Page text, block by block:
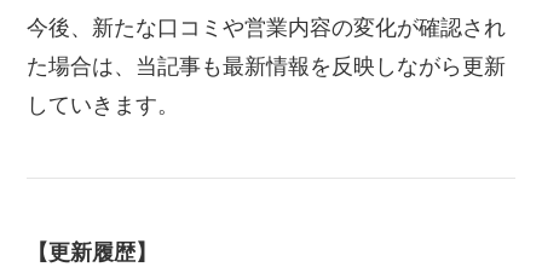
今後、新たな口コミや営業内容の変化が確認され
た場合は、当記事も最新情報を反映しながら更新
していきます。
【更新履歴】